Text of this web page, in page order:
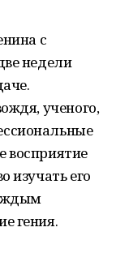
с
недели
ученого,
восприятие
изучать его
гения.